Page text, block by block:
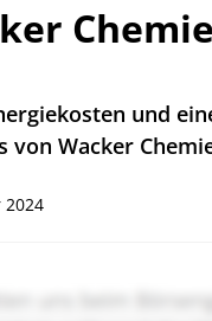
und
von Wacker
2024